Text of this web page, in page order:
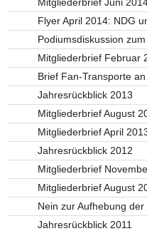
Mitgliederbrief Juni
Flyer April 2014: NDG
Podiumsdiskussion
Mitgliederbrief Februar
Brief Fan-Transporte
Jahresrückblick 2013
Mitgliederbrief August
Mitgliederbrief April
Jahresrückblick 2012
Mitgliederbrief
Mitgliederbrief August
Nein zur Aufhebung
Jahresrückblick 2011